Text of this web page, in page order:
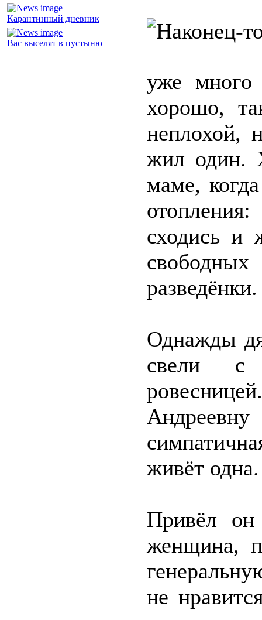
Карантинный дневник
Вас выселят в пустыню
уже много
хорошо,
неплохой,
жил один.
маме,
сходись и
Однажды
свели с
живёт одна.
Привёл
женщина,
не